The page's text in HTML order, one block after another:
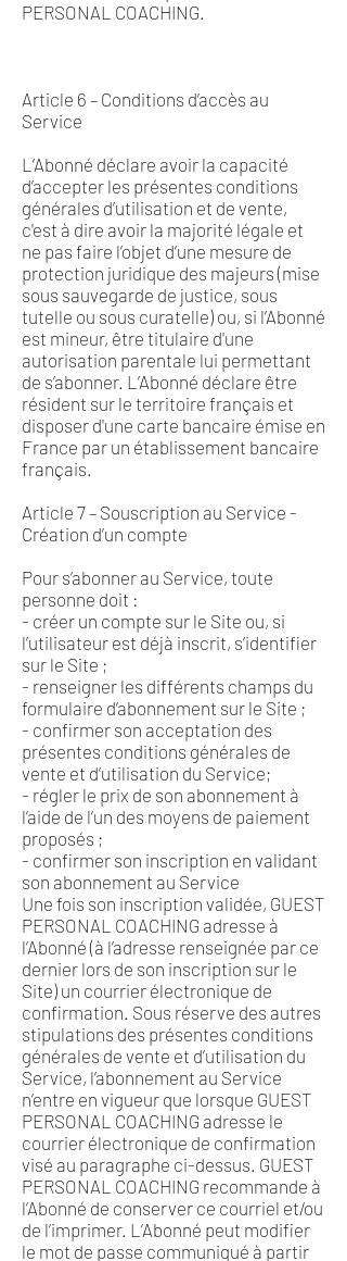
PERSONAL COACHING.
Article 6 – Conditions d’accès au
Service
L’Abonné déclare avoir la capacité
d’accepter les présentes conditions
générales d’utilisation et de vente,
c'est à dire avoir la majorité légale et
ne pas faire l’objet d’une mesure de
protection juridique des majeurs (mise
sous sauvegarde de justice, sous
tutelle ou sous curatelle) ou, si l’Abonné
est mineur, être titulaire d'une
autorisation parentale lui permettant
de s’abonner. L’Abonné déclare être
résident sur le territoire français et
disposer d'une carte bancaire émise en
France par un établissement bancaire
français.
Article 7 – Souscription au Service -
Création d’un compte
Pour s’abonner au Service, toute
personne doit :
- créer un compte sur le Site ou, si
l’utilisateur est déjà inscrit, s’identifier
sur le Site ;
- renseigner les différents champs du
formulaire d’abonnement sur le Site ;
- confirmer son acceptation des
présentes conditions générales de
vente et d’utilisation du Service;
- régler le prix de son abonnement à
l’aide de l’un des moyens de paiement
proposés ;
- confirmer son inscription en validant
son abonnement au Service
Une fois son inscription validée, GUEST
PERSONAL COACHING adresse à
l’Abonné (à l’adresse renseignée par ce
dernier lors de son inscription sur le
Site) un courrier électronique de
confirmation. Sous réserve des autres
stipulations des présentes conditions
générales de vente et d’utilisation du
Service, l’abonnement au Service
n’entre en vigueur que lorsque GUEST
PERSONAL COACHING adresse le
courrier électronique de confirmation
visé au paragraphe ci-dessus. GUEST
PERSONAL COACHING recommande à
l’Abonné de conserver ce courriel et/ou
de l’imprimer. L’Abonné peut modifier
le mot de passe communiqué à partir